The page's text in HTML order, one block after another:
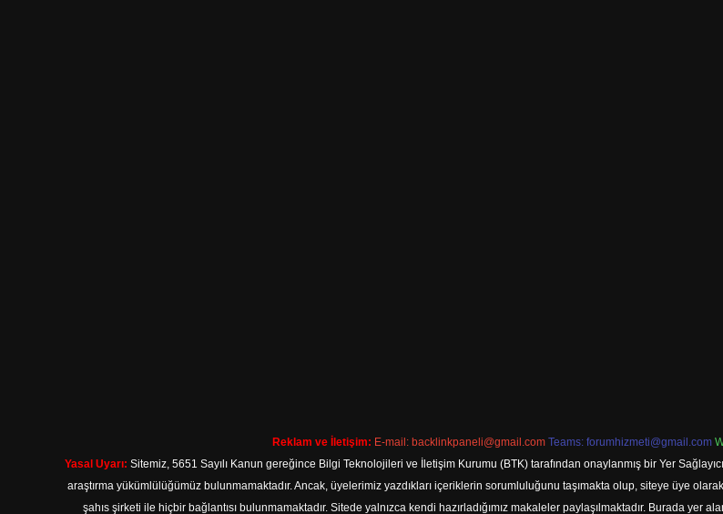
Reklam ve İletişim: E-mail: backlinkpaneli@gmail.com Teams: forumhizmeti@gmail.com
Yasal Uyarı: Sitemiz, 5651 Sayılı Kanun gereğince Bilgi Teknolojileri ve İletişim Kurumu (BTK) tarafından onaylanmış bir Yer
araştırma yükümlülüğümüz bulunmamaktadır. Ancak, üyelerimiz yazdıkları içeriklerin sorumluluğunu taşımakta olup, siteye üye
şahıs şirketi ile hiçbir bağlantısı bulunmamaktadır. Sitede yalnızca kendi hazırladığımız makaleler paylaşılmaktadır. Burada